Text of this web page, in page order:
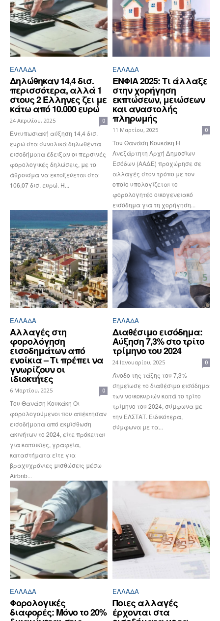
ΕΛΛΆΔΑ
Δηλώθηκαν 14,4 δισ.
περισσότερα, αλλά 1
στους 2 Έλληνες ζει με
κάτω από 10.000 ευρώ
24 Απριλίου, 2025 0
Εντυπωσιακή αύξηση 14,4 δισ.
ευρώ στα συνολικά δηλωθέντα
εισοδήματα έδειξαν οι περσινές
φορολογικές δηλώσεις, με το
άθροισμα να εκτοξεύεται στα
106,07 δισ. ευρώ. Η...
ΕΛΛΆΔΑ
ΕΝΦΙΑ 2025: Τι άλλαξε
στην χορήγηση
εκπτώσεων, μειώσεων
και αναστολής
πληρωμής
11 Μαρτίου, 2025 0
Του Θανάση Κουκάκη Η
Ανεξάρτητη Αρχή Δημοσίων
Εσόδων (ΑΑΔΕ) προχώρησε σε
αλλαγές στον τρόπο με τον
οποίο υπολογίζεται το
φορολογητέο οικογενειακό
εισόδημα για τη χορήγηση...
ΕΛΛΆΔΑ
Αλλαγές στη
φορολόγηση
εισοδημάτων από
ενοίκια – Τι πρέπει να
γνωρίζουν οι
ιδιοκτήτες
6 Μαρτίου, 2025 0
Του Θανάση Κουκάκη Οι
φορολογούμενοι που απέκτησαν
εισοδήματα από εκμίσθωση
ακινήτων το 2024, είτε πρόκειται
για κατοικίες, γραφεία,
καταστήματα είτε για
βραχυχρόνιες μισθώσεις μέσω
Airbnb...
ΕΛΛΆΔΑ
Διαθέσιμο εισόδημα:
Αύξηση 7,3% στο τρίτο
τρίμηνο του 2024
24 Ιανουαρίου, 2025 0
Άνοδο της τάξης του 7,3%
σημείωσε το διαθέσιμο εισόδημα
των νοικοκυριών κατά το τρίτο
τρίμηνο του 2024, σύμφωνα με
την ΕΛΣΤΑΤ. Ειδικότερα,
σύμφωνα με τα...
ΕΛΛΆΔΑ
Φορολογικές
διαφορές: Μόνο το 20%
ΕΛΛΆΔΑ
Ποιες αλλαγές
έρχονται στα